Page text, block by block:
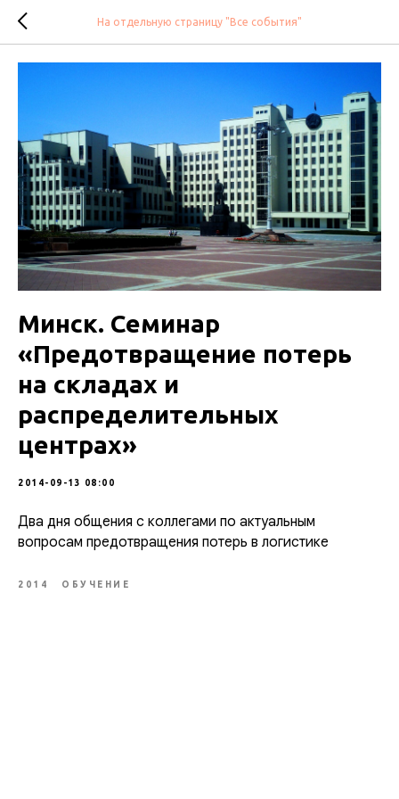
На отдельную страницу "Все события"
Минск. Семинар
«Предотвращение потерь
на складах и
распределительных
центрах»
2014-09-13 08:00
Два дня общения с коллегами по актуальным
вопросам предотвращения потерь в логистике
2014 ОБУЧЕНИЕ